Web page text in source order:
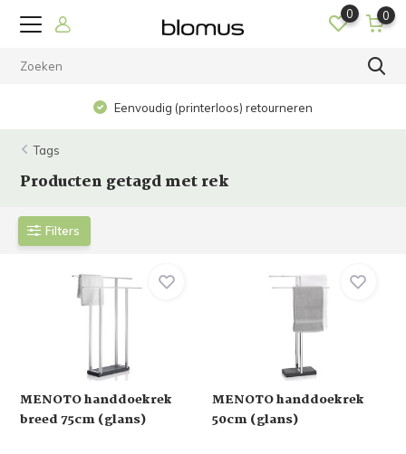
0 0
Eenvoudig (printerloos) retourneren
Tags
Producten getagd met rek
Filters
MENOTO handdoekrek
breed 75cm (glans)
MENOTO handdoekrek
50cm (glans)